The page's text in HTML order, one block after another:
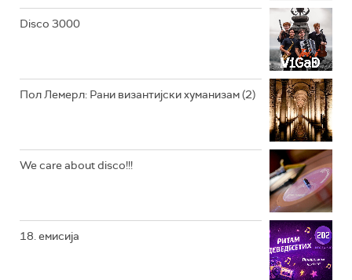
РАДИО ЏЕЗЕР
Disco 3000
Пол Лемерл: Рани византијски хуманизам (2)
We care about disco!!!
18. емисија